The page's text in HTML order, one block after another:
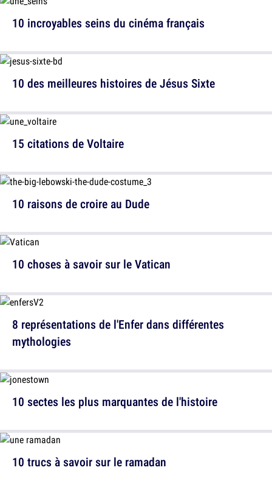
10 des meilleures histoires de Jésus Sixte
10 raisons de croire au Dude
10 sectes les plus marquantes de l'histoire
10 incroyables seins du cinéma français
15 citations de Voltaire
10 choses à savoir sur le Vatican
8 représentations de l'Enfer dans différentes
mythologies
10 trucs à savoir sur le ramadan